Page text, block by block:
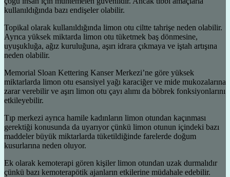
kullanıldığında bazı endişeler olabilir.
Topikal olarak kullanıldığında limon otu ciltte tahrişe neden olabilir.
Ayrıca yüksek miktarda limon otu tüketmek baş dönmesine,
uyuşukluğa, ağız kuruluğuna, aşırı idrara çıkmaya ve iştah artışına
neden olabilir.
Memorial Sloan Kettering Kanser Merkezi’ne göre yüksek
miktarlarda limon otu esansiyel yağı karaciğer ve mide mukozalarına
zarar verebilir ve aşırı limon otu çayı alımı da böbrek fonksiyonlarını
etkileyebilir.
Tıp merkezi ayrıca hamile kadınların limon otundan kaçınması
gerektiği konusunda da uyarıyor çünkü limon otunun içindeki bazı
maddeler büyük miktarlarda tüketildiğinde farelerde doğum
kusurlarına neden oluyor.
Ek olarak kemoterapi gören kişiler limon otundan uzak durmalıdır
çünkü bazı kemoterapötik ajanların etkilerine müdahale edebilir.